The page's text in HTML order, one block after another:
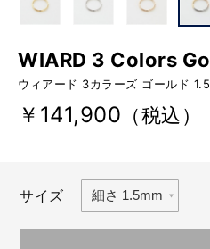
WIARD 3 Colors
ウィアード 3カラーズ ゴールド
￥141,900 （税込）
サイズ